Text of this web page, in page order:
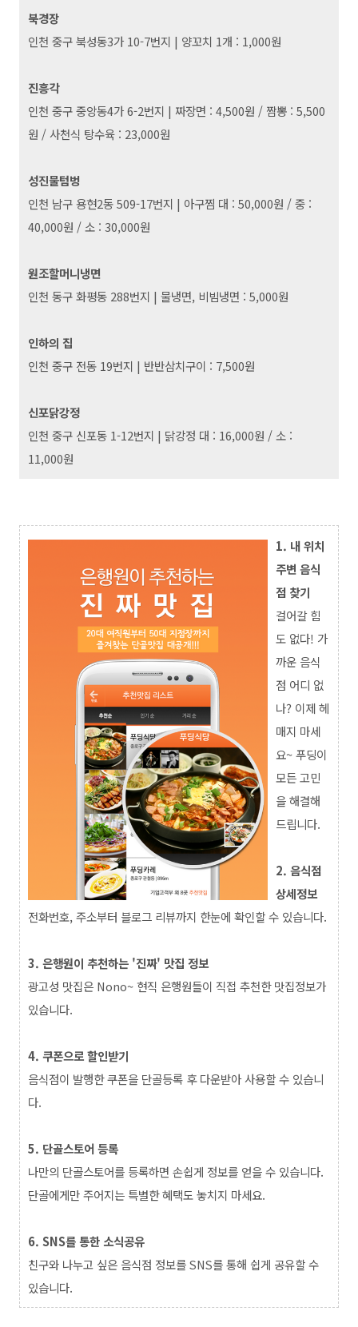
북경장
인천 중구 북성동3가 10-7번지 | 양꼬치 1개 : 1,000원
진흥각
인천 중구 중앙동4가 6-2번지 | 짜장면 : 4,500원 / 짬뽕 : 5,500
원 / 사천식 탕수육 : 23,000원
성진물텀벙
인천 남구 용현2동 509-17번지 | 아구찜 대 : 50,000원 / 중 :
40,000원 / 소 : 30,000원
원조할머니냉면
인천 동구 화평동 288번지 | 물냉면, 비빔냉면 : 5,000원
인하의 집
인천 중구 전동 19번지 | 반반삼치구이 : 7,500원
신포닭강정
인천 중구 신포동 1-12번지 | 닭강정 대 : 16,000원 / 소 :
11,000원
1. 내 위치
주변 음식
점 찾기
걸어갈 힘
도 없다! 가
까운 음식
점 어디 없
나? 이제 헤
매지 마세
요~ 푸딩이
모든 고민
을 해결해
드립니다.
2. 음식점
상세정보
전화번호, 주소부터 블로그 리뷰까지 한눈에 확인할 수 있습니다.
3. 은행원이 추천하는 '진짜' 맛집 정보
광고성 맛집은 Nono~ 현직 은행원들이 직접 추천한 맛집정보가
있습니다.
4. 쿠폰으로 할인받기
음식점이 발행한 쿠폰을 단골등록 후 다운받아 사용할 수 있습니
다.
5. 단골스토어 등록
나만의 단골스토어를 등록하면 손쉽게 정보를 얻을 수 있습니다.
단골에게만 주어지는 특별한 혜택도 놓치지 마세요.
6. SNS를 통한 소식공유
친구와 나누고 싶은 음식점 정보를 SNS를 통해 쉽게 공유할 수
있습니다.